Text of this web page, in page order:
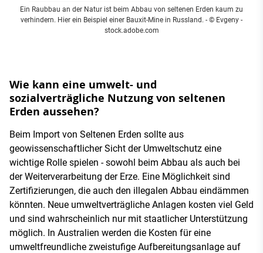
Ein Raubbau an der Natur ist beim Abbau von seltenen Erden kaum zu
verhindern. Hier ein Beispiel einer Bauxit-Mine in Russland. - © Evgeny -
stock.adobe.com
Wie kann eine umwelt- und
sozialverträgliche Nutzung von seltenen
Erden aussehen?
Beim Import von Seltenen Erden sollte aus
geowissenschaftlicher Sicht der Umweltschutz eine
wichtige Rolle spielen - sowohl beim Abbau als auch bei
der Weiterverarbeitung der Erze. Eine Möglichkeit sind
Zertifizierungen, die auch den illegalen Abbau eindämmen
könnten. Neue umweltverträgliche Anlagen kosten viel Geld
und sind wahrscheinlich nur mit staatlicher Unterstützung
möglich. In Australien werden die Kosten für eine
umweltfreundliche zweistufige Aufbereitungsanlage auf